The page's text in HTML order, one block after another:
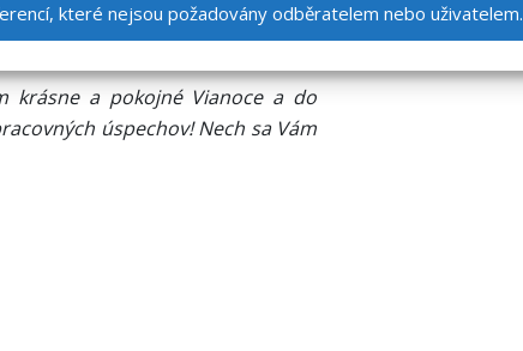
které nejsou požadovány odběratelem nebo uživatelem.
tejto doby (21.12.2023-1.1.2024)
čísle +420 734 309 562.
krásne a pokojné Vianoce a do
úspechov! Nech sa Vám